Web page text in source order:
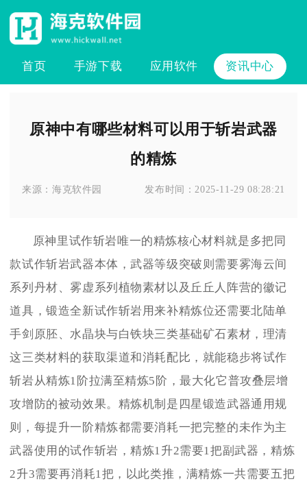
首页 手游下载 应用软件 资讯中心
原神中有哪些材料可以用于斩岩武器
的精炼
来源：海克软件园 发布时间：2025-11-29 08:28:21
原神里试作斩岩唯一的精炼核心材料就是多把同
款试作斩岩武器本体，武器等级突破则需要雾海云间
系列丹材、雾虚系列植物素材以及丘丘人阵营的徽记
道具，锻造全新试作斩岩用来补精炼位还需要北陆单
手剑原胚、水晶块与白铁块三类基础矿石素材，理清
这三类材料的获取渠道和消耗配比，就能稳步将试作
斩岩从精炼1阶拉满至精炼5阶，最大化它普攻叠层增
攻增防的被动效果。精炼机制是四星锻造武器通用规
则，每提升一阶精炼都需要消耗一把完整的未作为主
武器使用的试作斩岩，精炼1升2需要1把副武器，精炼
2升3需要再消耗1把，以此类推，满精炼一共需要五把